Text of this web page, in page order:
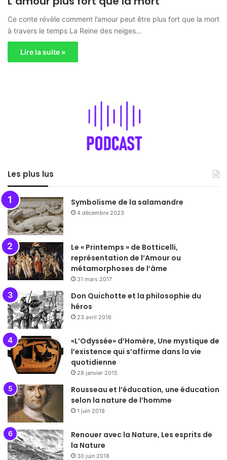
Ce conte révèle comment l’amour peut être plus fort que la mort
à travers le temps La Reine des neiges…
Lire la suite »
Les plus lus
Symbolisme de la salamandre
4 décembre 2023
Le « Printemps » de Botticelli,
représentation de l’Amour ou
métamorphoses de l’âme
31 mars 2017
Don Quichotte et la philosophie du
héros
23 avril 2016
«L’Odyssée» d’Homère, Une mystique de
l’existence qui s’affirme dans la vie
quotidienne
28 janvier 2015
Rousseau et l’éducation, une éducation
selon la nature de l’homme
1 juin 2018
Renouer avec la Nature, Les esprits de
la Nature
30 juin 2018